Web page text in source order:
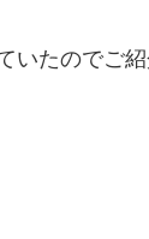
たのでご紹